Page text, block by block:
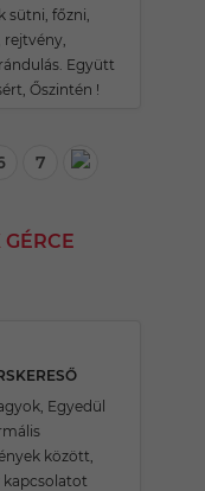
sütni, főzni,
rejtvény,
Együtt
Őszintén !
7
Egyedül
között,
kapcsolatot